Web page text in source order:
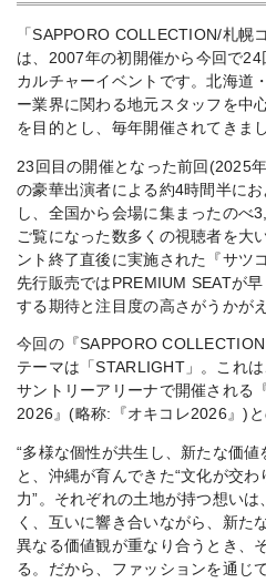
「SAPPORO COLLECTION/札幌
は、2007年の初開催から今回で
カルチャーイベントです。北海道
ー業界に関わる地元スタッフを中
を目的とし、毎年開催されてきまし
23回目の開催となった前回(2025
の豪華出演者による約4時間半に
し、全国から会場に集まったのべ
ご覧になった数多くの視聴者を大
ント終了直後に実施された『サツ
先行販売ではPREMIUM SEATが
する期待と注目度の高さがうかが
今回の『SAPPORO
テーマは「STARLIGHT」。これ
サントリーアリーナで開催される
2026』(略称:『オキコレ2026』)と
“多様な個性が共生し、新たな価
と、沖縄が育んできた“文化が交わ
力”。それぞれの土地が持つ想い
く、互いに響き合いながら、新た
異なる価値観が重なり合うとき、
る。だから、ファッションを通じ